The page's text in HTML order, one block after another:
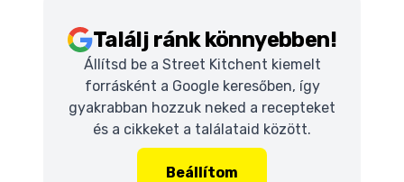
Találj ránk könnyebben!
Állítsd be a Street Kitchent kiemelt
forrásként a Google keresőben, így
gyakrabban hozzuk neked a recepteket
és a cikkeket a találataid között.
Beállítom